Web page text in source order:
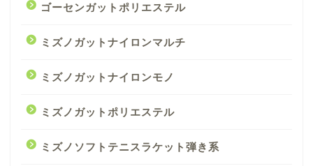
ゴーセンガットポリエステル
ミズノガットナイロンマルチ
ミズノガットナイロンモノ
ミズノガットポリエステル
ミズノソフトテニスラケット弾き系